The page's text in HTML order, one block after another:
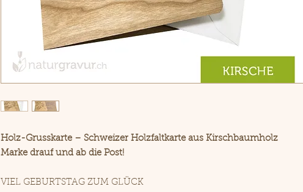
Holz-Grusskarte – Schweizer Holzfaltkarte aus Kirschbaumholz
Marke drauf und ab die Post!
VIEL GEBURTSTAG ZUM GLÜCK